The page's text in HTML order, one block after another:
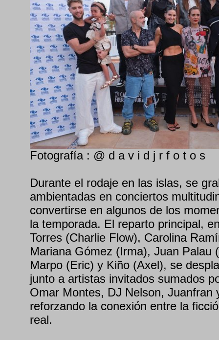
Fotografía : @ d a v i d j r f o t o s
Durante el rodaje en las islas, se
ambientadas en conciertos
convertirse en algunos de los
la temporada. El reparto principal,
Torres (Charlie Flow), Carolina
Mariana Gómez (Irma), Juan Palau
Marpo (Eric) y Kiño (Axel), se
junto a artistas invitados sumados
Omar Montes, DJ Nelson, Juanfran
reforzando la conexión entre la
real.